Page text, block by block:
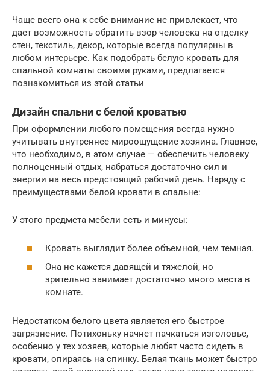
Чаще всего она к себе внимание не привлекает, что
дает возможность обратить взор человека на отделку
стен, текстиль, декор, которые всегда популярны в
любом интерьере. Как подобрать белую кровать для
спальной комнаты своими руками, предлагается
познакомиться из этой статьи
Дизайн спальни с белой кроватью
При оформлении любого помещения всегда нужно
учитывать внутреннее мироощущение хозяина. Главное,
что необходимо, в этом случае — обеспечить человеку
полноценный отдых, набраться достаточно сил и
энергии на весь предстоящий рабочий день. Наряду с
преимуществами белой кровати в спальне:
У этого предмета мебели есть и минусы:
Кровать выглядит более объемной, чем темная.
Она не кажется давящей и тяжелой, но
зрительно занимает достаточно много места в
комнате.
Недостатком белого цвета является его быстрое
загрязнение. Потихоньку начнет пачкаться изголовье,
особенно у тех хозяев, которые любят часто сидеть в
кровати, опираясь на спинку. Белая ткань может быстро